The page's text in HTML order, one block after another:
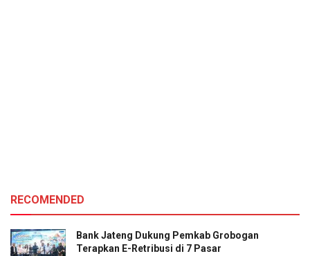
RECOMENDED
Bank Jateng Dukung Pemkab Grobogan
Terapkan E-Retribusi di 7 Pasar